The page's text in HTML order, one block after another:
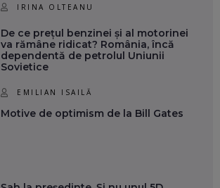
IRINA OLTEANU
De ce prețul benzinei și al motorinei
va rămâne ridicat? România, încă
dependentă de petrolul Uniunii
Sovietice
EMILIAN ISAILĂ
Motive de optimism de la Bill Gates